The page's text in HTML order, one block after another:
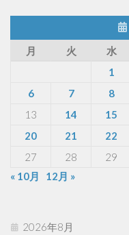
月
火 水
1
6
7 8
13
14 15
20
21 22
27
28 29
« 10月
12月 »
2026年8月